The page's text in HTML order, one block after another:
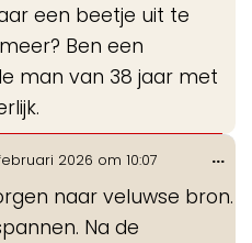
een beetje uit te
Ben een
man van 38 jaar met
2026 om 10:07
naar veluwse bron.
Na de
...